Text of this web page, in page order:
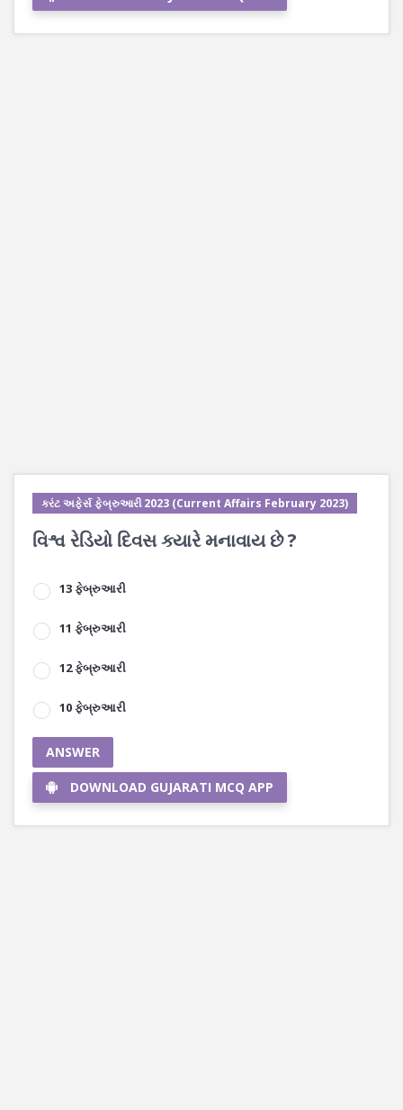
કરંટ અફેર્સ ફેબ્રુઆરી 2023 (Current Affairs February 2023)
વિશ્વ રેડિયો દિવસ ક્યારે મનાવાય છે ?
13 ફેબ્રુઆરી
11 ફેબ્રુઆરી
12 ફેબ્રુઆરી
10 ફેબ્રુઆરી
ANSWER
DOWNLOAD GUJARATI MCQ APP